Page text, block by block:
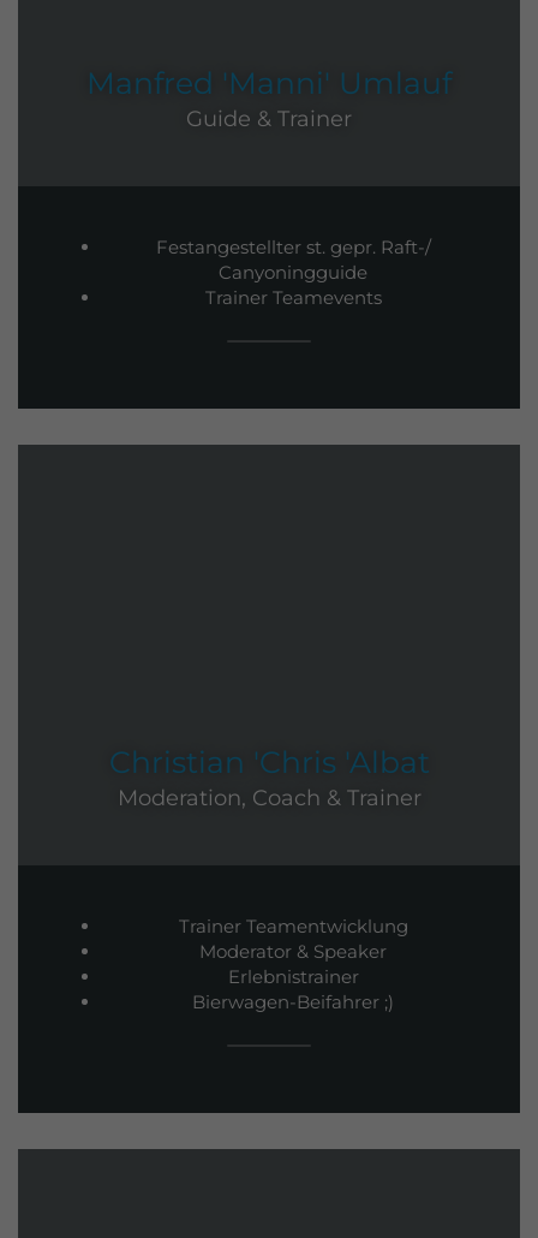
Manfred 'Manni' Umlauf
Guide & Trainer
Festangestellter st. gepr. Raft-/
Canyoningguide
Trainer Teamevents
Christian 'Chris 'Albat
Moderation, Coach & Trainer
Trainer Teamentwicklung
Moderator & Speaker
Erlebnistrainer
Bierwagen-Beifahrer ;)